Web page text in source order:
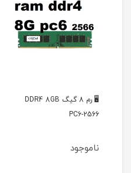
رم 4 گیگ DDR3 PC-L3